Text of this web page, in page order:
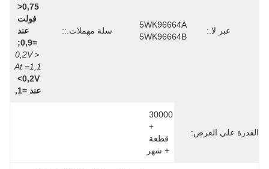
عبر لا.:
5WK96664A
5WK96664B
سلة مهملات.::
=0,9;
<0,2V
At =1,1
عند =1,
القدرة على العرض:
+ شهر